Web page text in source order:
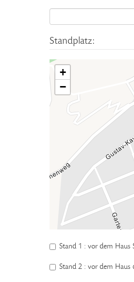
Standplatz:
+
−
Stand 1 : vor dem Haus
Stand 2 : vor dem Haus